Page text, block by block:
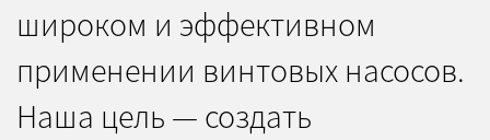
широком и эффективном
применении винтовых насосов.
Наша цель — создать